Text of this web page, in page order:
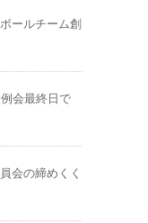
ールチーム創
会最終日で
会の締めくく